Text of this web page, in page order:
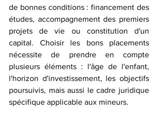
de bonnes conditions : financement des
études, accompagnement des premiers
projets de vie ou constitution d'un
capital. Choisir les bons placements
nécessite de prendre en compte
plusieurs éléments : l'âge de l'enfant,
l'horizon d'investissement, les objectifs
poursuivis, mais aussi le cadre juridique
spécifique applicable aux mineurs.